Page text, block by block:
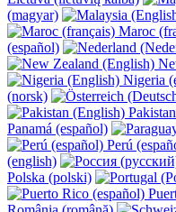
(magyar)
Maroc
(español)
Nigeria
(norsk)
Panamá (español)
Perú
(english)
Polska (polski)